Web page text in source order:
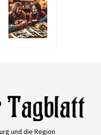
und die Region